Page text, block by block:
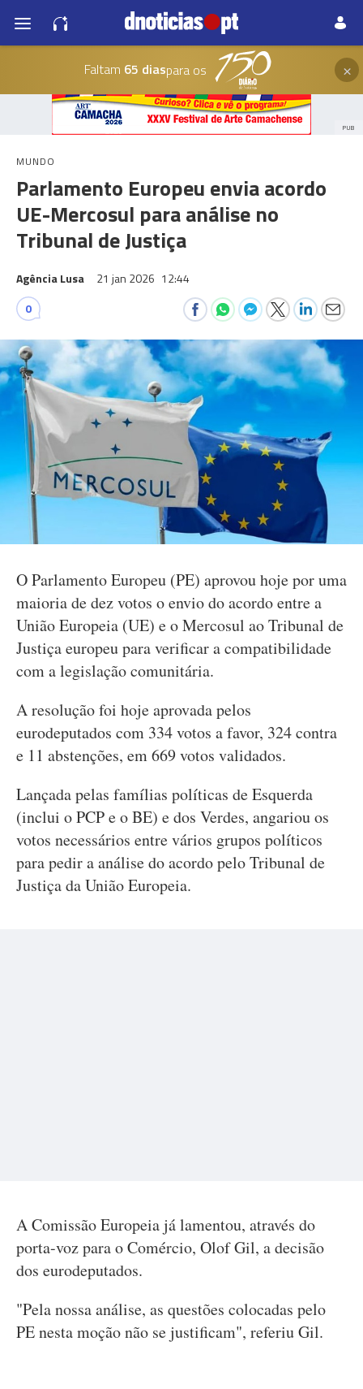
Faltam 65 diaspara os ×
PUB
MUNDO
Parlamento Europeu envia acordo
UE-Mercosul para análise no
Tribunal de Justiça
Agência Lusa 21 jan 2026 12:44
0
O Parlamento Europeu (PE) aprovou hoje por uma
maioria de dez votos o envio do acordo entre a
União Europeia (UE) e o Mercosul ao Tribunal de
Justiça europeu para verificar a compatibilidade
com a legislação comunitária.
A resolução foi hoje aprovada pelos
eurodeputados com 334 votos a favor, 324 contra
e 11 abstenções, em 669 votos validados.
Lançada pelas famílias políticas de Esquerda
(inclui o PCP e o BE) e dos Verdes, angariou os
votos necessários entre vários grupos políticos
para pedir a análise do acordo pelo Tribunal de
Justiça da União Europeia.
A Comissão Europeia já lamentou, através do
porta-voz para o Comércio, Olof Gil, a decisão
dos eurodeputados.
"Pela nossa análise, as questões colocadas pelo
PE nesta moção não se justificam", referiu Gil.